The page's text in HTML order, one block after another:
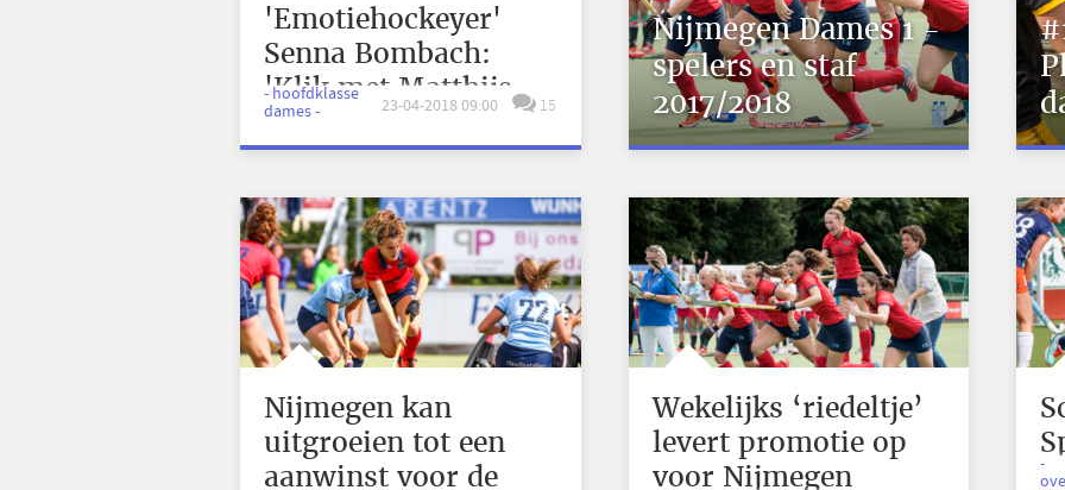
'Emotiehockeyer'
Senna Bombach:
'Klik met Matthijs
ontbrak'
- hoofdklasse
dames -
23-04-2018 09:00 15
Nijmegen Dames 1 -
spelers en staf
2017/2018
Nijmegen kan
uitgroeien tot een
aanwinst voor de
Wekelijks ‘riedeltje’
levert promotie op
voor Nijmegen
-